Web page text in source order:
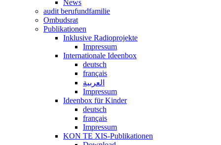
News
audit berufundfamilie
Ombudsrat
Publikationen
Inklusive Radioprojekte
Impressum
Internationale Ideenbox
deutsch
français
العربية
Impressum
Ideenbox für Kinder
deutsch
français
Impressum
KON TE XIS-Publikationen